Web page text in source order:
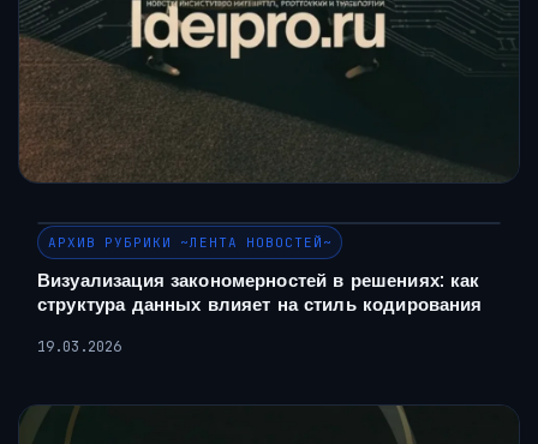
АРХИВ РУБРИКИ ~ЛЕНТА НОВОСТЕЙ~
Визуализация закономерностей в решениях: как
структура данных влияет на стиль кодирования
19.03.2026